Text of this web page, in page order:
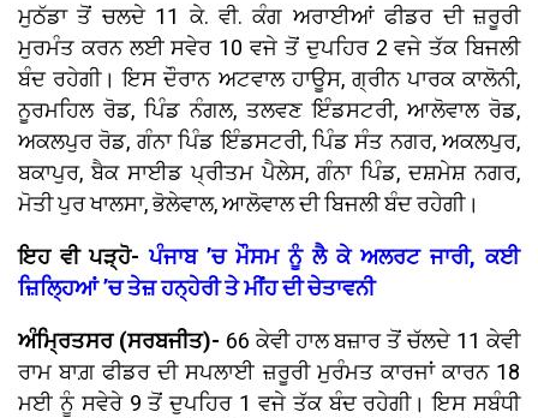
ਮੁਠੱਡਾ ਤੋਂ ਚਲਦੇ 11 ਕੇ. ਵੀ. ਕੰਗ ਅਰਾਈਆਂ ਫੀਡਰ ਦੀ ਜ਼ਰੂਰੀ
ਮੁਰਮੰਤ ਕਰਨ ਲਈ ਸਵੇਰ 10 ਵਜੇ ਤੋਂ ਦੁਪਹਿਰ 2 ਵਜੇ ਤੱਕ ਬਿਜਲੀ
ਬੰਦ ਰਹੇਗੀ। ਇਸ ਦੌਰਾਨ ਅਟਵਾਲ ਹਾਊਸ, ਗ੍ਰੀਨ ਪਾਰਕ ਕਾਲੋਨੀ,
ਨੂਰਮਹਿਲ ਰੋਡ, ਪਿੰਡ ਨੰਗਲ, ਤਲਵਣ ਇੰਡਸਟਰੀ, ਆਲੋਵਾਲ ਰੋਡ,
ਅਕਲਪੁਰ ਰੋਡ, ਗੰਨਾ ਪਿੰਡ ਇੰਡਸਟਰੀ, ਪਿੰਡ ਸੰਤ ਨਗਰ, ਅਕਲਪੁਰ,
ਬਕਾਪੁਰ, ਬੈਕ ਸਾਈਡ ਪ੍ਰੀਤਮ ਪੈਲੇਸ, ਗੰਨਾ ਪਿੰਡ, ਦਸ਼ਮੇਸ਼ ਨਗਰ,
ਮੋਤੀ ਪੁਰ ਖਾਲਸਾ, ਭੋਲੇਵਾਲ, ਆਲੋਵਾਲ ਦੀ ਬਿਜਲੀ ਬੰਦ ਰਹੇਗੀ।
ਇਹ ਵੀ ਪੜ੍ਹੋ-ਪੰਜਾਬ ’ਚ ਮੌਸਮ ਨੂੰ ਲੈ ਕੇ ਅਲਰਟ ਜਾਰੀ, ਕਈ
ਜ਼ਿਲ੍ਹਿਆਂ ’ਚ ਤੇਜ਼ ਹਨ੍ਹੇਰੀ ਤੇ ਮੀਂਹ ਦੀ ਚੇਤਾਵਨੀ
ਅੰਮ੍ਰਿਤਸਰ (ਸਰਬਜੀਤ)- 66 ਕੇਵੀ ਹਾਲ ਬਜ਼ਾਰ ਤੋਂ ਚੱਲਦੇ 11 ਕੇਵੀ
ਰਾਮ ਬਾਗ਼ ਫੀਡਰ ਦੀ ਸਪਲਾਈ ਜ਼ਰੂਰੀ ਮੁਰੰਮਤ ਕਾਰਜਾਂ ਕਾਰਨ 18
ਮਈ ਨੂੰ ਸਵੇਰੇ 9 ਤੋਂ ਦੁਪਹਿਰ 1 ਵਜੇ ਤੱਕ ਬੰਦ ਰਹੇਗੀ। ਇਸ ਸਬੰਧੀ